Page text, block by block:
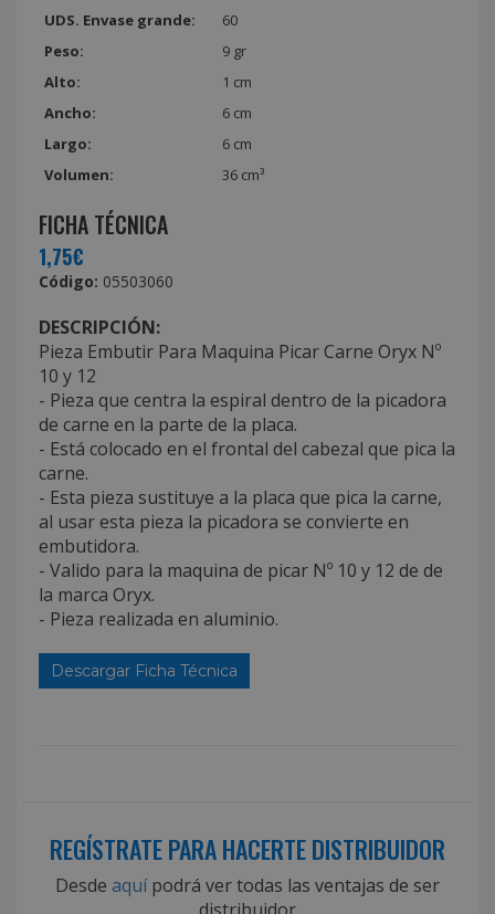
UDS. Envase grande:
60
Peso:
9 gr
Alto:
1 cm
Ancho:
6 cm
Largo:
6 cm
Volumen:
36 cm³
FICHA TÉCNICA
1,75€
Código: 05503060
DESCRIPCIÓN:
Pieza Embutir Para Maquina Picar Carne Oryx Nº
10 y 12
- Pieza que centra la espiral dentro de la picadora
de carne en la parte de la placa.
- Está colocado en el frontal del cabezal que pica la
carne.
- Esta pieza sustituye a la placa que pica la carne,
al usar esta pieza la picadora se convierte en
embutidora.
- Valido para la maquina de picar Nº 10 y 12 de de
la marca Oryx.
- Pieza realizada en aluminio.
Descargar Ficha Técnica
REGÍSTRATE PARA HACERTE DISTRIBUIDOR
Desde aquípodrá ver todas las ventajas de ser